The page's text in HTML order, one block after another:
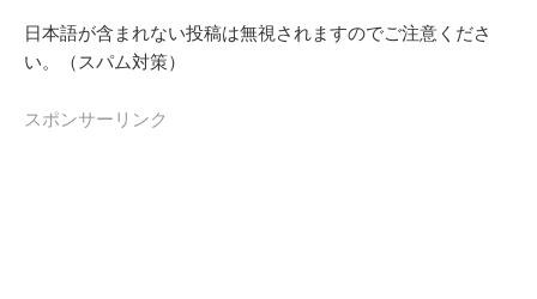
日本語が含まれない投稿は無視されますのでご注意くださ
い。（スパム対策）
スポンサーリンク